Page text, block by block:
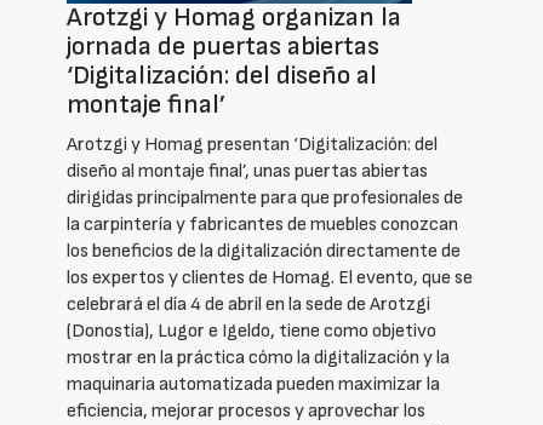
Arotzgi y Homag organizan la
jornada de puertas abiertas
‘Digitalización: del diseño al
montaje final’
Arotzgi y Homag presentan ‘Digitalización: del
diseño al montaje final’, unas puertas abiertas
dirigidas principalmente para que profesionales de
la carpintería y fabricantes de muebles conozcan
los beneficios de la digitalización directamente de
los expertos y clientes de Homag. El evento, que se
celebrará el día 4 de abril en la sede de Arotzgi
(Donostia), Lugor e Igeldo, tiene como objetivo
mostrar en la práctica cómo la digitalización y la
maquinaria automatizada pueden maximizar la
eficiencia, mejorar procesos y aprovechar los